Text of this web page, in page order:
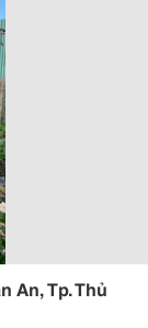
An, Tp. Thủ